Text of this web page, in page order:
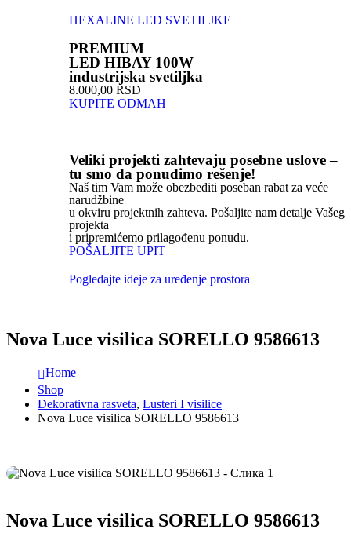
HEXALINE LED SVETILJKE
PREMIUM
LED HIBAY 100W
industrijska svetiljka
8.000,00 RSD
KUPITE ODMAH
Veliki projekti zahtevaju posebne uslove –
tu smo da ponudimo rešenje!
Naš tim Vam može obezbediti poseban rabat za veće
narudžbine
u okviru projektnih zahteva. Pošaljite nam detalje Vašeg
projekta
i pripremićemo prilagođenu ponudu.
POŠALJITE UPIT
Pogledajte ideje za uređenje prostora
Nova Luce visilica SORELLO 9586613
Home
Shop
Dekorativna rasveta, Lusteri I visilice
Nova Luce visilica SORELLO 9586613
Nova Luce visilica SORELLO 9586613